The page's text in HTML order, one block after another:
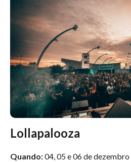
Lollapalooza
Quando:04, 05 e 06 de dezembro